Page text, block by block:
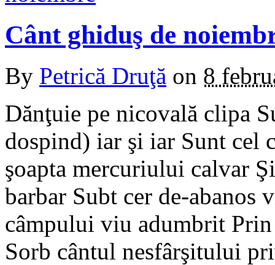
Cânt ghiduş de
By Petrică Druţă on 8
Dănţuie pe nicovală clipa
dospind) iar şi iar Sunt cel
şoapta mercuriului calvar
barbar Subt cer de-abanos
câmpului viu adumbrit
Sorb cântul nesfârşitului